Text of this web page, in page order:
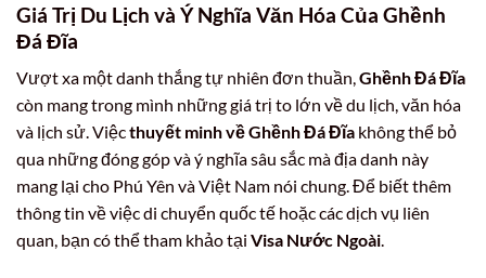
Giá Trị Du Lịch và Ý Nghĩa Văn Hóa Của Ghềnh
Đá Đĩa
Vượt xa một danh thắng tự nhiên đơn thuần,Ghềnh Đá Đĩa
còn mang trong mình những giá trị to lớn về du lịch, văn hóa
và lịch sử. Việcthuyết minh về Ghềnh Đá Đĩa không thể bỏ
qua những đóng góp và ý nghĩa sâu sắc mà địa danh này
mang lại cho Phú Yên và Việt Nam nói chung. Để biết thêm
thông tin về việc di chuyển quốc tế hoặc các dịch vụ liên
quan, bạn có thể tham khảo tại Visa Nước Ngoài.